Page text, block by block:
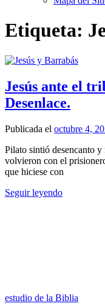
Etiqueta:
Jesús ante el
Desenlace.
Publicada el octubre 4,
Pilato sintió desencanto
volvieron con el
que hiciese con
Seguir leyendo
estudio de la Biblia